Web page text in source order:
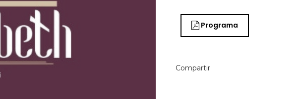
Programa